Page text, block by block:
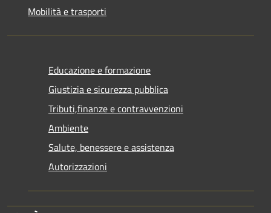
Mobilità e trasporti
Educazione e formazione
Giustizia e sicurezza pubblica
Tributi,finanze e contravvenzioni
Ambiente
Salute, benessere e assistenza
Autorizzazioni